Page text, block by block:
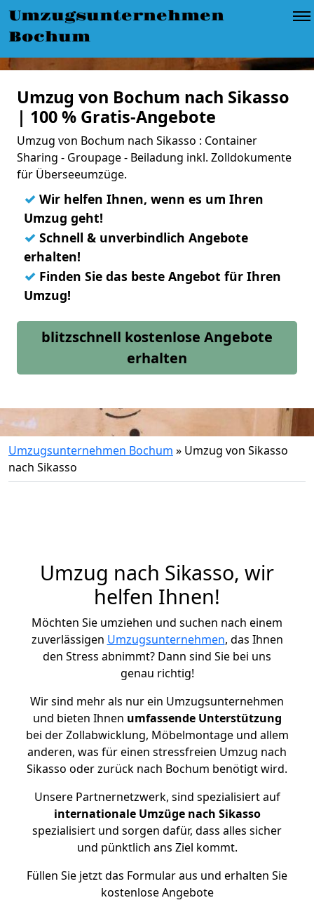
Umzugsunternehmen
Bochum
Umzug von Bochum nach Sikasso
| 100 % Gratis-Angebote
Umzug von Bochum nach Sikasso : Container
Sharing - Groupage - Beiladung inkl. Zolldokumente
für Überseeumzüge.
✓ Wir helfen Ihnen, wenn es um Ihren
Umzug geht!
✓ Schnell & unverbindlich Angebote
erhalten!
✓ Finden Sie das beste Angebot für Ihren
Umzug!
blitzschnell kostenlose Angebote
erhalten
Umzugsunternehmen Bochum » Umzug von Sikasso
nach Sikasso
Umzug nach Sikasso, wir
helfen Ihnen!
Möchten Sie umziehen und suchen nach einem
zuverlässigen Umzugsunternehmen, das Ihnen
den Stress abnimmt? Dann sind Sie bei uns
genau richtig!
Wir sind mehr als nur ein Umzugsunternehmen
und bieten Ihnen umfassende Unterstützung
bei der Zollabwicklung, Möbelmontage und allem
anderen, was für einen stressfreien Umzug nach
Sikasso oder zurück nach Bochum benötigt wird.
Unsere Partnernetzwerk, sind spezialisiert auf
internationale Umzüge nach Sikasso
spezialisiert und sorgen dafür, dass alles sicher
und pünktlich ans Ziel kommt.
Füllen Sie jetzt das Formular aus und erhalten Sie
kostenlose Angebote